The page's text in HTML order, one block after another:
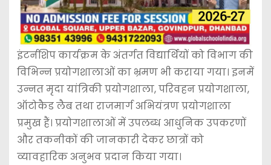
इंटर्नशिप कार्यक्रम के अंतर्गत विद्यार्थियों को विभाग की
विभिन्न प्रयोगशालाओं का भ्रमण भी कराया गया। इनमें
उन्नत मृदा यांत्रिकी प्रयोगशाला, परिवहन प्रयोगशाला,
ऑटोकैड लैब तथा राजमार्ग अभियंत्रण प्रयोगशाला
प्रमुख हैं। प्रयोगशालाओं में उपलब्ध आधुनिक उपकरणों
और तकनीकों की जानकारी देकर छात्रों को
व्यावहारिक अनुभव प्रदान किया गया।